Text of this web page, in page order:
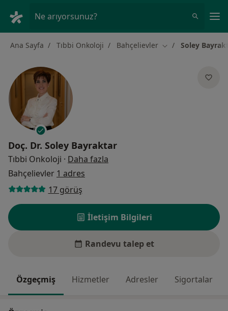
Ne arıyorsunuz?
Ana Sayfa Tıbbi Onkoloji Bahçelievler Şehir değiştir
Soley
Doç. Dr. Soley Bayraktar
Tıbbi Onkoloji · Daha fazla
Bahçelievler 1 adres
17 görüş
İletişim Bilgileri
Randevu talep et
Özgeçmiş Hizmetler Adresler Sigortalar